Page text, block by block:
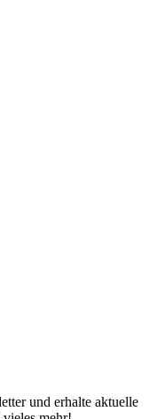
und erhalte aktuelle